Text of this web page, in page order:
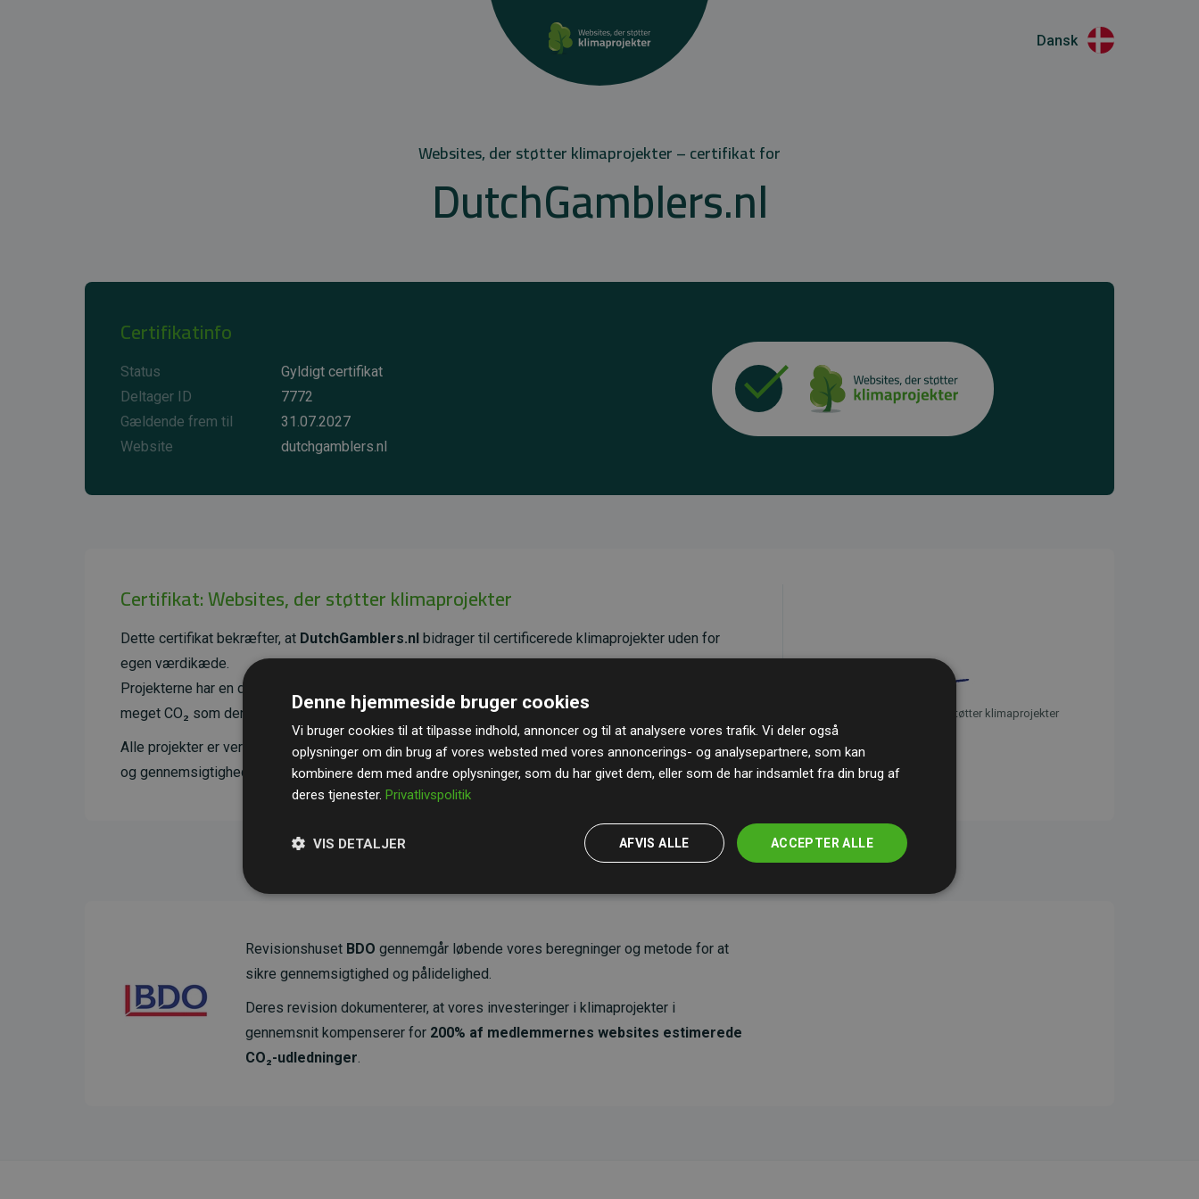
Dansk
Websites, der støtter klimaprojekter – certifikat for
DutchGamblers.nl
Certifikatinfo
Status
Gyldigt certifikat
Deltager ID
7772
Gældende frem til
31.07.2027
Website
dutchgamblers.nl
Certifikat: Websites, der støtter klimaprojekter
Dette certifikat bekræfter, at DutchGamblers.nl bidrager til certificerede klimaprojekter uden for
egen værdikæde.
Projekterne har en dokumenteret CO₂-reducerende effekt, som i gennemsnit svarer til dobbelt så
meget CO₂ som den estimerede udledning fra hjemmesiden.
Alle projekter er verificeret gennemGold Standard– en international ordning, der sikrer høj kvalitet
og gennemsigtighed i klimainvesteringer. Du kan læse mere om de konkrete projekter her.
initiativet Websites, der støtter klimaprojekter
Revisionshuset BDO gennemgår løbende vores beregninger og metode for at
sikre gennemsigtighed og pålidelighed.
Deres revision dokumenterer, at vores investeringer i klimaprojekter i
gennemsnit kompenserer for 200% af medlemmernes websites estimerede
CO₂-udledninger.
Denne hjemmeside bruger cookies
Vi bruger cookies til at tilpasse indhold, annoncer og til at analysere vores trafik. Vi deler også
oplysninger om din brug af vores websted med vores annoncerings- og analysepartnere, som kan
kombinere dem med andre oplysninger, som du har givet dem, eller som de har indsamlet fra din brug af
deres tjenester. Privatlivspolitik
ACCEPTER ALLE
AFVIS ALLE
VIS DETALJER